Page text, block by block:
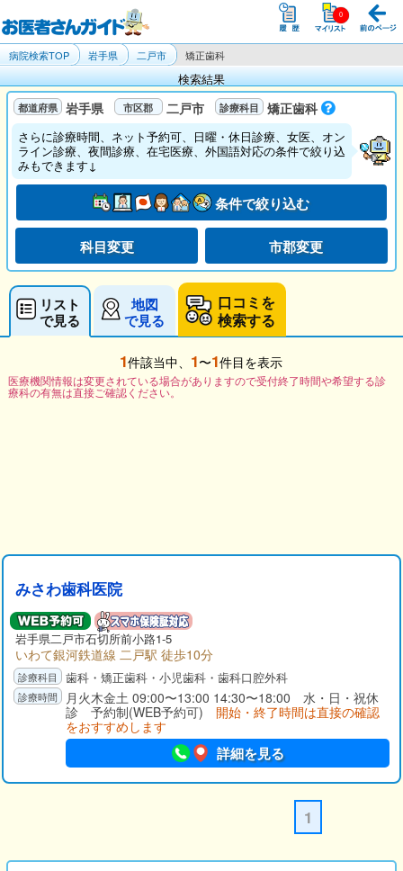
病院検索TOP 岩手県 二戸市 矯正歯科
検索結果
岩手県 二戸市 矯正歯科
さらに診療時間、ネット予約可、日曜・休日診療、女医、オン
ライン診療、夜間診療、在宅医療、外国語対応の条件で絞り込
みもできます↓
条件で絞り込む
科目変更 市郡変更
リスト
で見る
地図
で見る
口コミを
検索する
1件該当中、 1〜1件目を表示
医療機関情報は変更されている場合がありますので受付終了時間や希望する診
療科の有無は直接ご確認ください。
みさわ歯科医院
岩手県二戸市石切所前小路1-5
いわて銀河鉄道線 二戸駅 徒歩10分
歯科・矯正歯科・小児歯科・歯科口腔外科
月火木金土 09:00〜13:00 14:30〜18:00 水・日・祝休
診 予約制(WEB予約可) 開始・終了時間は直接の確認
をおすすめします
詳細を見る
1